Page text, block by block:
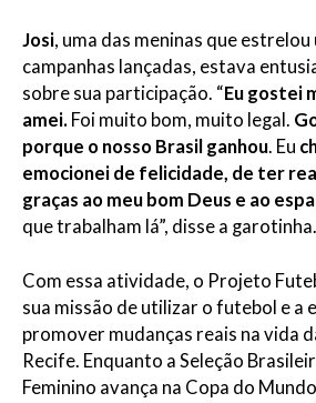
Josi, uma das meninas que estrelou
campanhas lançadas, estava
sobre sua participação. “Eu gostei
amei. Foi muito bom, muito legal.
porque o nosso Brasil ganhou. Eu
emocionei de felicidade, de ter
graças ao meu bom Deus e ao
que trabalham lá”, disse a garotinha.
Com essa atividade, o Projeto
sua missão de utilizar o futebol e a
promover mudanças reais na vida
Recife. Enquanto a Seleção
Feminino avança na Copa do